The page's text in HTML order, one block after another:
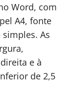
Word, com
A4, fonte
As
e à
de 2,5